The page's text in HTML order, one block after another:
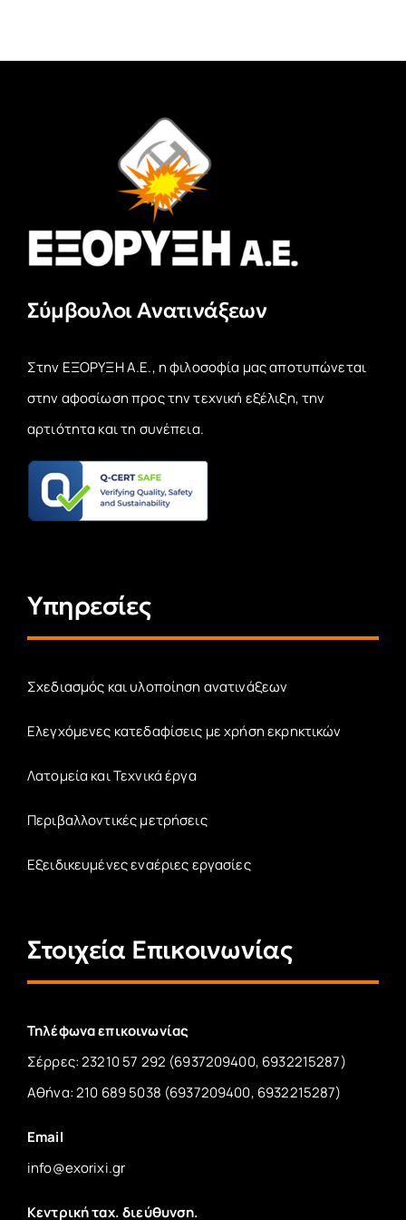
Σύμβουλοι Ανατινάξεων
Στην ΕΞΟΡΥΞΗ Α.Ε., η φιλοσοφία μας αποτυπώνεται
στην αφοσίωση προς την τεχνική εξέλιξη, την
αρτιότητα και τη συνέπεια.
Υπηρεσίες
Σχεδιασμός και υλοποίηση ανατινάξεων
Ελεγχόμενες κατεδαφίσεις με χρήση εκρηκτικών
Λατομεία και Τεχνικά έργα
Περιβαλλοντικές μετρήσεις
Εξειδικευμένες εναέριες εργασίες
Στοιχεία Επικοινωνίας
Τηλέφωνα επικοινωνίας
Σέρρες: 23210 57 292 (6937209400, 6932215287)
Αθήνα: 210 689 5038 (6937209400, 6932215287)
Email
info@exorixi.gr
Κεντρική ταχ. διεύθυνση.